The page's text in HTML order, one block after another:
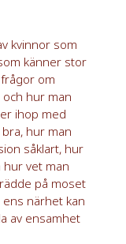
kvinnor som
känner stor
om
hur man
ihop med
hur man
såklart, hur
hur vet man
på moset
närhet kan
av ensamhet